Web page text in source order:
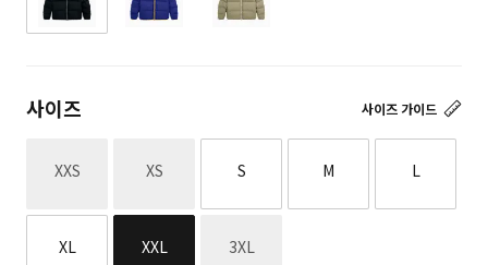
사이즈 가이드
사이즈
XXS재고없음 XS재고없음 S M L
XL XXL 3XL